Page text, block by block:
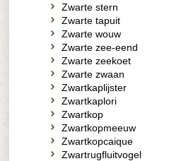
Zwarte stern
Zwarte tapuit
Zwarte wouw
Zwarte zee-eend
Zwarte zeekoet
Zwarte zwaan
Zwartkaplijster
Zwartkaplori
Zwartkop
Zwartkopmeeuw
Zwartkopcaique
Zwartrugfluitvogel